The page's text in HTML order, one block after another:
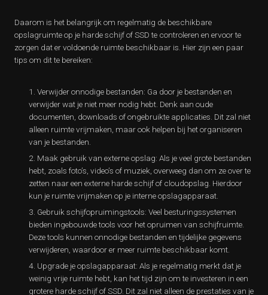
Daarom is het belangrijk om regelmatig de beschikbare
opslagruimte op je harde schijf of SSD te controleren en ervoor te
zorgen dat er voldoende ruimte beschikbaar is. Hier zijn een paar
tips om dit te bereiken:
Verwijder onnodige bestanden: Ga door je bestanden en
verwijder wat je niet meer nodig hebt. Denk aan oude
documenten, downloads of ongebruikte applicaties. Dit zal niet
alleen ruimte vrijmaken, maar ook helpen bij het organiseren
van je bestanden.
Maak gebruik van externe opslag: Als je veel grote bestanden
hebt, zoals foto’s, video’s of muziek, overweeg dan om ze over te
zetten naar een externe harde schijf of cloudopslag. Hierdoor
kun je ruimte vrijmaken op je interne opslagapparaat.
Gebruik schijfopruimingstools: Veel besturingssystemen
bieden ingebouwde tools voor het opruimen van schijfruimte.
Deze tools kunnen onnodige bestanden en tijdelijke gegevens
verwijderen, waardoor er meer ruimte beschikbaar komt.
Upgrade je opslagapparaat: Als je regelmatig merkt dat je
weinig vrije ruimte hebt, kan het tijd zijn om te investeren in een
grotere harde schijf of SSD. Dit zal niet alleen de prestaties van je